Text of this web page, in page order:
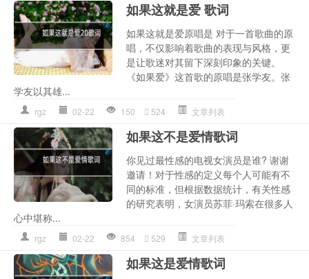
如果这就是爱 歌词
如果这就是爱原唱是 对于一首歌曲的原
唱，不仅影响着歌曲的表现与风格，更
是让歌迷对其留下深刻印象的关键。
《如果爱》这首歌的原唱是张学友。张
学友以其雄...
rgz 02-22 150 524 文章列表
如果这不是爱情歌词
你见过最性感的电视女演员是谁? 谢谢
邀请！对于性感的定义每个人可能有不
同的标准，但根据数据统计，有关性感
的研究表明，女演员苏菲·玛索在很多人
心中堪称...
rgz 02-22 854 529 文章列表
如果这是爱情歌词